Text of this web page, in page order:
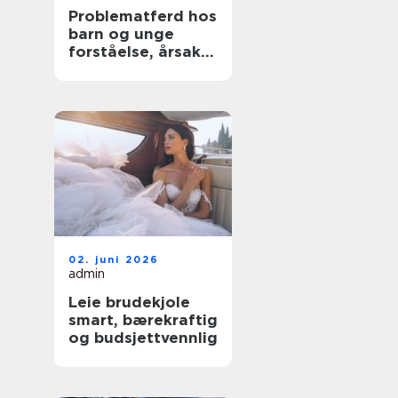
Problematferd hos
barn og unge
forståelse, årsaker
02. juni 2026
admin
Leie brudekjole
smart, bærekraftig
og budsjettvennlig